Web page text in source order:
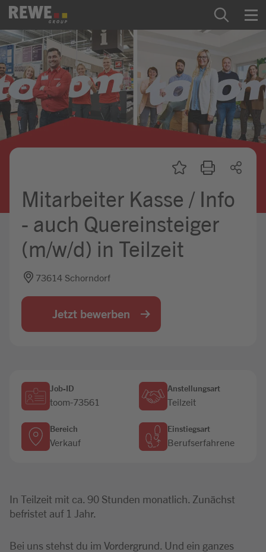
Zum Inhalt springen
Startseite
REWE Group als Arbeitgeber
Ausbildung & Studium
Praktikum & Werkstudium
Mein Kandidat:innenprofil
Jobbörse
Mitarbeiter Kasse / Info
- auch Quereinsteiger
(m/w/d) in Teilzeit
73614 Schorndorf
Jetzt bewerben
Job-ID
toom-73561
Anstellungsart
Teilzeit
Bereich
Verkauf
Einstiegsart
Berufserfahrene
In Teilzeit mit ca. 90 Stunden monatlich. Zunächst
befristet auf 1 Jahr.
Bei uns stehst du im Vordergrund. Und ein ganzes